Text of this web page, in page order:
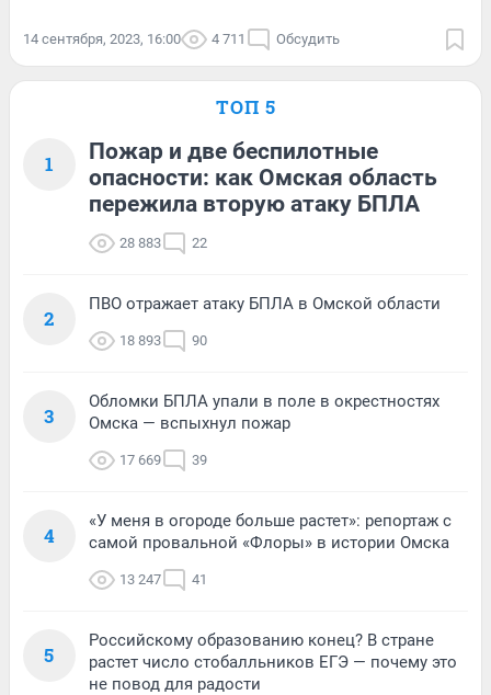
14 сентября, 2023, 16:00 4 711 Обсудить
ТОП 5
1
Пожар и две беспилотные
опасности: как Омская область
пережила вторую атаку БПЛА
28 883 22
2
ПВО отражает атаку БПЛА в Омской области
18 893 90
3
Обломки БПЛА упали в поле в окрестностях
Омска — вспыхнул пожар
17 669 39
4
«У меня в огороде больше растет»: репортаж с
самой провальной «Флоры» в истории Омска
13 247 41
5
Российскому образованию конец? В стране
растет число стобалльников ЕГЭ — почему это
не повод для радости